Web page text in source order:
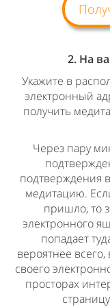
2. На
Укажите в
электронный
получить
Через пару
подтверждения
медитацию.
пришло, то
электронного
попадает
вероятнее
своего
просторах